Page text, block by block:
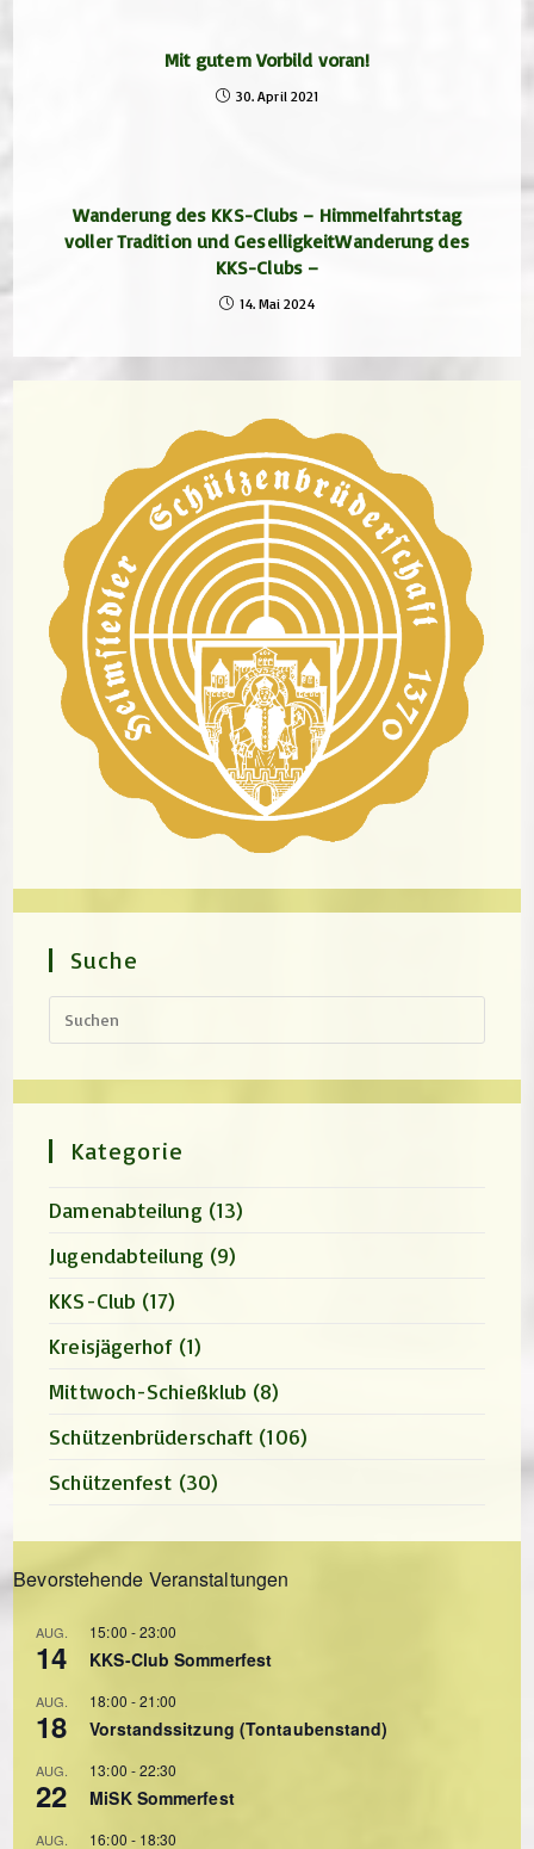
Mit gutem Vorbild voran!
30. April 2021
Wanderung des KKS-Clubs – Himmelfahrtstag
voller Tradition und GeselligkeitWanderung des
KKS-Clubs –
14. Mai 2024
Suche
Kategorie
Damenabteilung (13)
Jugendabteilung (9)
KKS-Club (17)
Kreisjägerhof (1)
Mittwoch-Schießklub (8)
Schützenbrüderschaft (106)
Schützenfest (30)
Bevorstehende Veranstaltungen
AUG.
14
15:00 -23:00
KKS-Club Sommerfest
AUG.
18
18:00 -21:00
Vorstandssitzung (Tontaubenstand)
AUG.
22
13:00 -22:30
MiSK Sommerfest
AUG. 16:00 - 18:30